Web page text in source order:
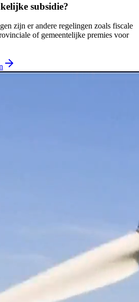
subsidie?
zijn er andere regelingen zoals fiscale
of gemeentelijke premies voor